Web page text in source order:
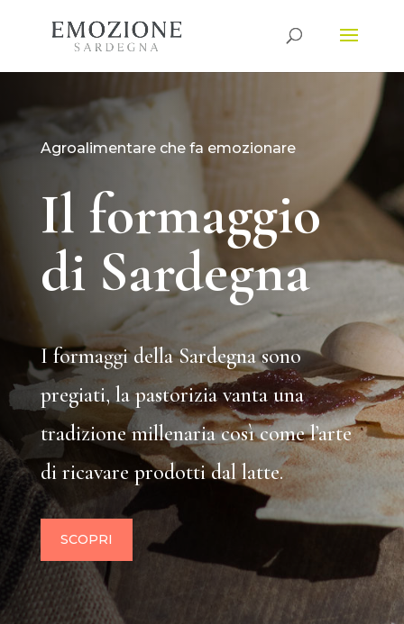
Agroalimentare che fa emozionare
Il formaggio
di Sardegna
I formaggi della Sardegna sono
pregiati, la pastorizia vanta una
tradizione millenaria così come l’arte
di ricavare prodotti dal latte.
SCOPRI